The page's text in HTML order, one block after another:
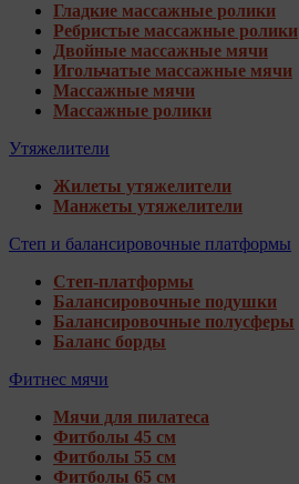
Гладкие массажные ролики
Ребристые массажные ролики
Двойные массажные мячи
Игольчатые массажные мячи
Массажные мячи
Массажные ролики
Утяжелители
Жилеты утяжелители
Манжеты утяжелители
Степ и балансировочные платформы
Степ-платформы
Балансировочные подушки
Балансировочные полусферы
Баланс борды
Фитнес мячи
Мячи для пилатеса
Фитболы 45 см
Фитболы 55 см
Фитболы 65 см